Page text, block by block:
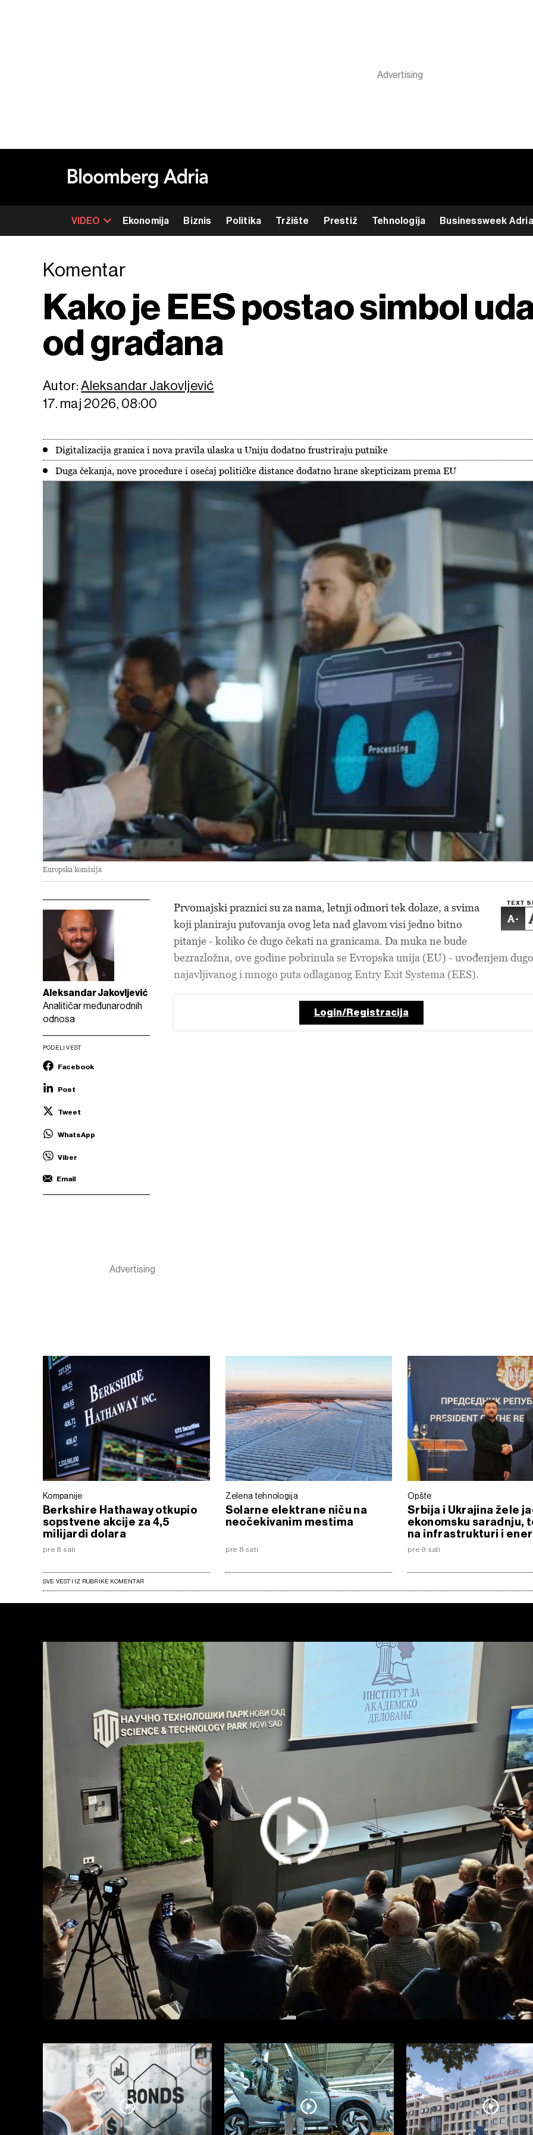
VIDEO Ekonomija Biznis Politika Tržište Prestiž Tehnologija Businessweek Adria
Komentar
Kako je EES postao simbol
od građana
Autor:Aleksandar Jakovljević
17. maj 2026, 08:00
Digitalizacija granica i nova pravila ulaska u Uniju dodatno frustriraju putnike
Duga čekanja, nove procedure i osećaj političke distance dodatno hrane skepticizam prema EU
Europska komisija
Aleksandar Jakovljević
Analitičar međunarodnih
odnosa
PODELI VEST
Facebook
Post
Tweet
WhatsApp
Viber
Email
TEXT
-
Prvomajski praznici su za nama, letnji odmori tek dolaze, a svima
koji planiraju putovanja ovog leta nad glavom visi jedno bitno
pitanje - koliko će dugo čekati na granicama. Da muka ne bude
bezrazložna, ove godine pobrinula se Evropska unija (EU) - uvođenjem dugo
najavljivanog i mnogo puta odlaganog Entry Exit Systema (EES).
Login/Registracija
Kompanije
Berkshire Hathaway otkupio
sopstvene akcije za 4,5
milijardi dolara
pre 8 sati
Zelena tehnologija
Solarne elektrane niču na
neočekivanim mestima
pre 8 sati
Opšte
Srbija i Ukrajina žele
ekonomsku saradnju,
na infrastrukturi i
pre 9 sati
SVE VESTI IZ RUBRIKE KOMENTAR